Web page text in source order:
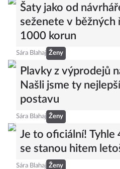
Šaty jako od
seženete v běžných
1000 korun
Sára Blahaj Ženy
Plavky z výprodejů
Našli jsme ty
postavu
Sára Blahaj Ženy
Je to oficiální! Tyhle
se stanou hitem
Sára Blahaj Ženy